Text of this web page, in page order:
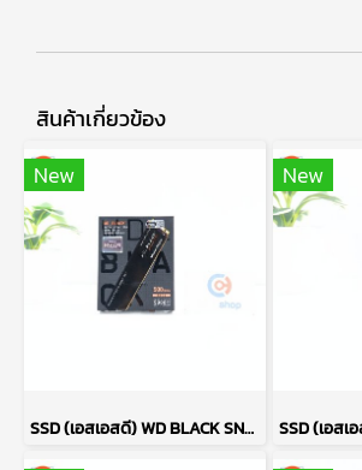
สินค้าเกี่ยวข้อง
New
SSD (เอสเอสดี) WD BLACK SN770 500GB PCIe NVMe M.2 2280 P14773
New